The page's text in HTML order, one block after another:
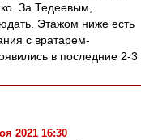
За Тедеевым,
Этажом ниже есть
с вратарем-
в последние 2-3
2021 16:30